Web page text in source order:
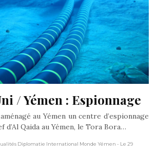
/ Yémen : Espionnage
au Yémen un centre d’espionnage
Qaida au Yémen, le Tora Bora…
Diplomatie International Monde Yémen - Le 29